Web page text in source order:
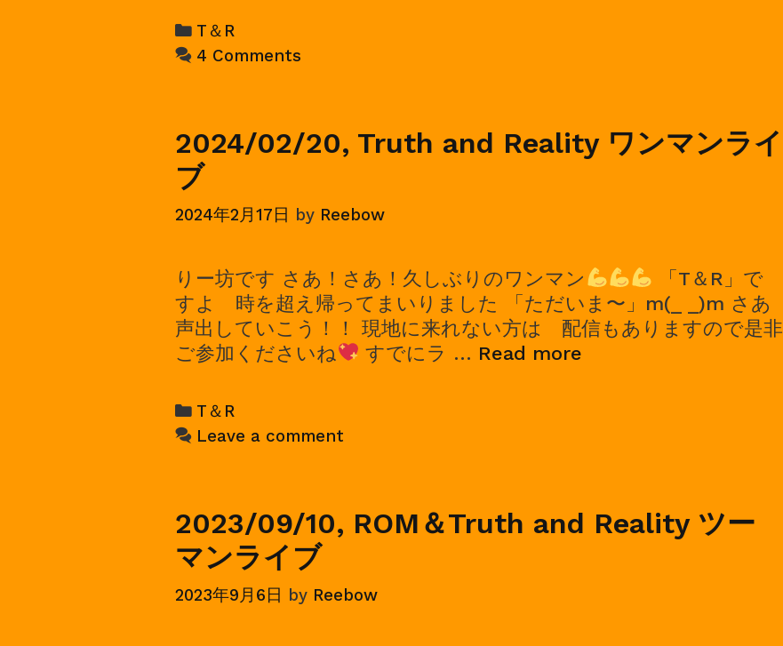
ン
Categories
T＆R
4 Comments
2024/02/20, Truth and Reality ワンマンライ
ブ
2024年2月17日 by Reebow
りー坊です さあ！さあ！久しぶりのワンマン
「T＆R」で
すよ 時を超え帰ってまいりました 「ただいま〜」m(_ _)m さあ
声出していこう！！ 現地に来れない方は 配信もありますので是非
ご参加くださいね
すでにラ … Read more
ン
Categories
T＆R
Leave a comment
2023/09/10, ROM＆Truth and Reality ツー
マンライブ
2023年9月6日 by Reebow